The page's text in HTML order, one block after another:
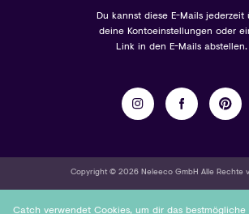
Du kannst diese E-Mails jederzeit
deine Kontoeinstellungen oder
Link in den E-Mails abstellen.
Copyright © 2026 Neleeco GmbH Alle Rechte
Catch verwendet Cookies, um dir das bestmögliche